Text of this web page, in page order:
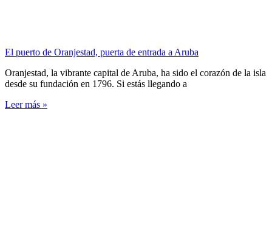
El puerto de Oranjestad, puerta de entrada a Aruba
Oranjestad, la vibrante capital de Aruba, ha sido el corazón de la isla
desde su fundación en 1796. Si estás llegando a
Leer más »